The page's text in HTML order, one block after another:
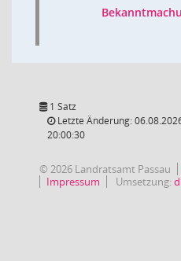
1 Satz
Letzte Änderung:
20:00:30
© 2026 Landratsamt Passau
Impressum
Umsetzung: